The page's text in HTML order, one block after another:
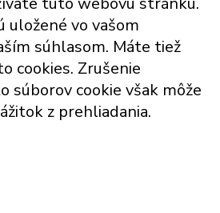
uložené vo vašom
súhlasom. Máte tiež
cookies. Zrušenie
súborov cookie však môže
z prehliadania.